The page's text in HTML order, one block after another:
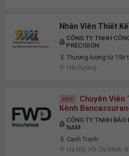
Nhân Viên Thiết
CÔNG TY TNHH
PRECISION
Thương lượng từ 15tr
Hải Dương
HOT
Chuyên Viên
Kênh
Vietcombank
CÔNG TY TNHH BẢO
NAM
Cạnh Tranh
Hà Nội, Hồ Chí Minh,